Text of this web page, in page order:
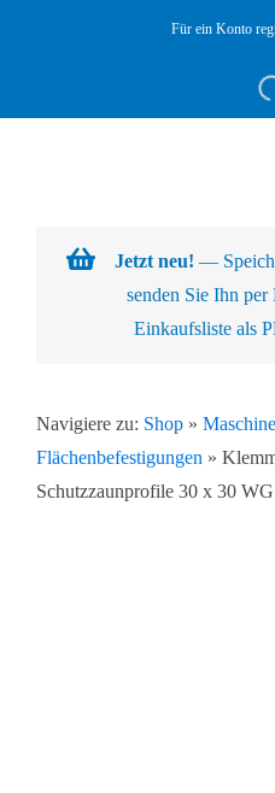
Für ein Konto
Jetzt neu! —
senden Sie Ihn
Einkaufsliste als
Navigiere zu: Shop»
Flächenbefestigungen »
Schutzzaunprofile 30 x 30 WG